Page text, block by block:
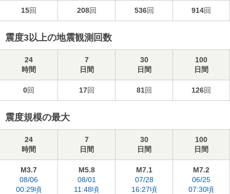
15回 208回 536回 914回
震度3以上の地震観測回数
24
時間
7
日間
30
日間
100
日間
0回 17回 81回 126回
震度規模の最大
24
時間
7
日間
30
日間
100
日間
M3.7
08/06
00:29頃
M5.8
08/01
11:48頃
M7.1
07/28
16:27頃
M7.2
06/25
07:30頃